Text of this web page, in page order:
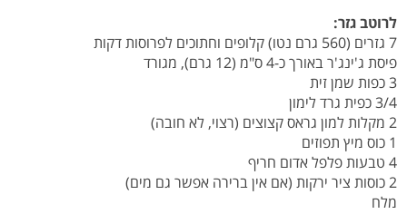
לרוטב גזר:
7 גזרים (560 גרם נטו) קלופים וחתוכים לפרוסות דקות
פיסת ג'ינג'ר באורך כ-4 ס"מ (12 גרם), מגורד
3 כפות שמן זית
3/4 כפית גרד לימון
2 מקלות למון גראס קצוצים (רצוי, לא חובה)
1 כוס מיץ תפוזים
4 טבעות פלפל אדום חריף
2 כוסות ציר ירקות (אם אין ברירה אפשר גם מים)
מלח